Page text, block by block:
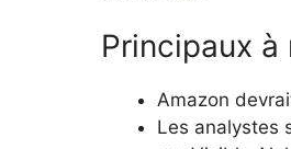
Principaux à
Amazon
Les analystes